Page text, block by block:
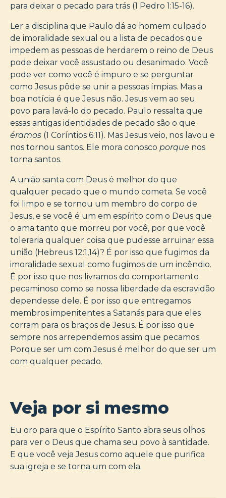
para deixar o pecado para trás (1 Pedro 1:15-16).
Ler a disciplina que Paulo dá ao homem culpado
de imoralidade sexual ou a lista de pecados que
impedem as pessoas de herdarem o reino de Deus
pode deixar você assustado ou desanimado. Você
pode ver como você é impuro e se perguntar
como Jesus pôde se unir a pessoas ímpias. Mas a
boa notícia é que Jesus não. Jesus vem ao seu
povo para lavá-lo do pecado. Paulo ressalta que
essas antigas identidades de pecado são o que
éramos (1 Coríntios 6:11). Mas Jesus veio, nos lavou e
nos tornou santos. Ele mora conosco porque nos
torna santos.
A união santa com Deus é melhor do que
qualquer pecado que o mundo cometa. Se você
foi limpo e se tornou um membro do corpo de
Jesus, e se você é um em espírito com o Deus que
o ama tanto que morreu por você, por que você
toleraria qualquer coisa que pudesse arruinar essa
união (Hebreus 12:1,14)? É por isso que fugimos da
imoralidade sexual como fugimos de um incêndio.
É por isso que nos livramos do comportamento
pecaminoso como se nossa liberdade da escravidão
dependesse dele. É por isso que entregamos
membros impenitentes a Satanás para que eles
corram para os braços de Jesus. É por isso que
sempre nos arrependemos assim que pecamos.
Porque ser um com Jesus é melhor do que ser um
com qualquer pecado.
Veja por si mesmo
Eu oro para que o Espírito Santo abra seus olhos
para ver o Deus que chama seu povo à santidade.
E que você veja Jesus como aquele que purifica
sua igreja e se torna um com ela.